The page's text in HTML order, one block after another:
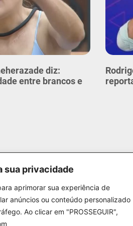
sua privacidade
aprimorar sua experiência de
anúncios ou conteúdo personalizado
Ao clicar em "PROSSEGUIR",
diz:
entre brancos e